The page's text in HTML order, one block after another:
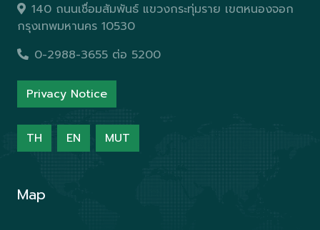
140 ถนนเชื่อมสัมพันธ์ แขวงกระทุ่มราย เขตหนองจอก
กรุงเทพมหานคร 10530
0-2988-3655 ต่อ 5200
Privacy Notice
TH EN MUT
Map